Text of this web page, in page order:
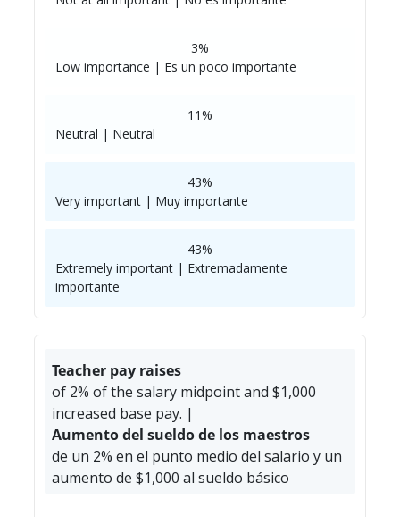
3%
Low importance | Es un poco importante
11%
Neutral | Neutral
43%
Very important | Muy importante
43%
Extremely important | Extremadamente
importante
Teacher pay raises
of 2% of the salary midpoint and $1,000
increased base pay. |
Aumento del sueldo de los maestros
de un 2% en el punto medio del salario y un
aumento de $1,000 al sueldo básico